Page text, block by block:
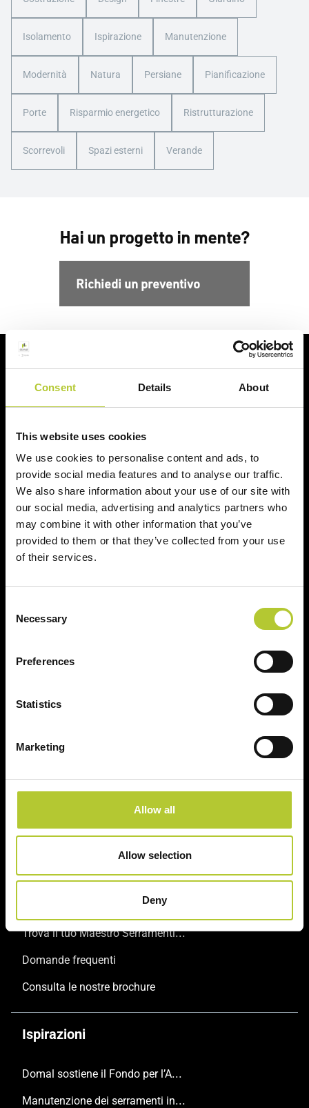
Consent Details About
This website uses cookies
We use cookies to personalise content and ads, to
provide social media features and to analyse our traffic.
We also share information about your use of our site with
our social media, advertising and analytics partners who
may combine it with other information that you’ve
provided to them or that they’ve collected from your use
of their services.
Selection
Necessary
Preferences
Statistics
Marketing
Allow all
Allow selection
Deny
Isolamento Ispirazione Manutenzione
Modernità Natura Persiane Pianificazione
Porte Risparmio energetico Ristrutturazione
Scorrevoli Spazi esterni Verande
Hai un progetto in mente?
Richiedi un preventivo
Ci prendiamo cura dei nostri clienti
Un'esperienza
consolidata nel tempo
+ di 170 Maestri
Serramentisti Domal
Soluzioni sostenibili
Porte finestre
Persiane
Il tuo progetto
Configura il tuo progetto online
Trova il tuo Maestro Serramentista Domal
Domande frequenti
Consulta le nostre brochure
Ispirazioni
Domal sostiene il Fondo per l’Ambiente Italiano anche per le Giornate FAI di Primavera 2024
Manutenzione dei serramenti in alluminio